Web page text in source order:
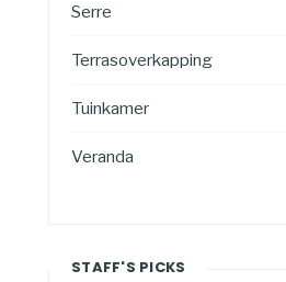
Serre
Terrasoverkapping
Tuinkamer
Veranda
STAFF'S PICKS